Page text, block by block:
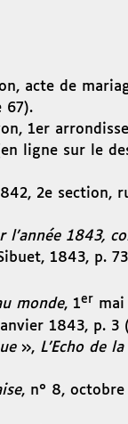
acte de
67).
1er
ligne sur le
2e section,
1843,
1843, p.
monde, 1er mai
1843, p. 3
», L’Echo de
, n° 8,